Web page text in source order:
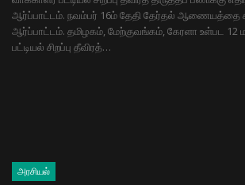
ஆர்ப்பாட்டம். நவம்பர் 16ம் தேதி தேர்தல் ஆணையத்தை
ஆர்ப்பாட்டம். தமிழகம், மேற்குவங்கம், கேரளா உள்பட 12
பட்டியல் சிறப்பு தீவிரத்…
அரசியல்